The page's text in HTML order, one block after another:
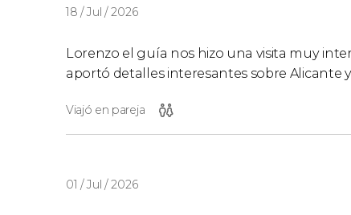
18 / Jul / 2026
Lorenzo el guía nos hizo una visita muy
aportó detalles interesantes sobre Alicante
Viajó en pareja
01 / Jul / 2026